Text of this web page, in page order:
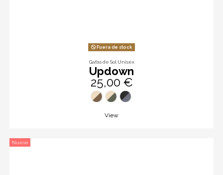
Fuera de stock
Gafas de Sol Unisex
Updown
25,00 €
View
Nuevo